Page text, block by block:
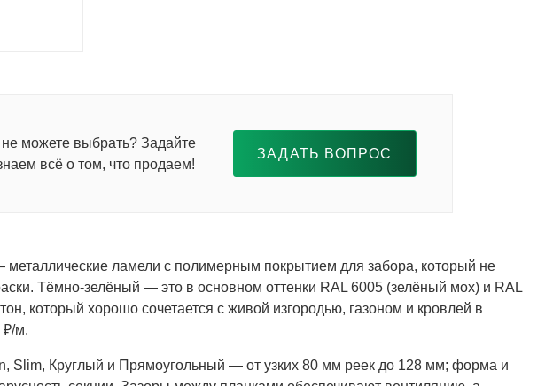
можете выбрать? Задайте
всё о том, что продаем!
ЗАДАТЬ ВОПРОС
металлические ламели с полимерным покрытием для забора, который не
Тёмно-зелёный — это в основном оттенки RAL 6005 (зелёный мох) и RAL
который хорошо сочетается с живой изгородью, газоном и кровлей в
₽/м.
Slim, Круглый и Прямоугольный — от узких 80 мм реек до 128 мм; форма и